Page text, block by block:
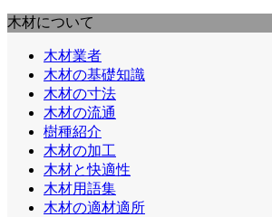
木材について
木材業者
木材の基礎知識
木材の寸法
木材の流通
樹種紹介
木材の加工
木材と快適性
木材用語集
木材の適材適所